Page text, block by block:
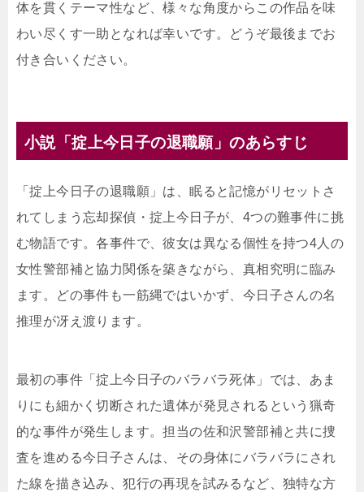
体を貫くテーマ性など、様々な角度からこの作品を味
わい尽くす一助となれば幸いです。どうぞ最後までお
付き合いください。
小説「掟上今日子の退職願」のあらすじ
「掟上今日子の退職願」は、眠ると記憶がリセットさ
れてしまう忘却探偵・掟上今日子が、4つの難事件に挑
む物語です。各事件で、彼女は異なる個性を持つ4人の
女性警部補と協力関係を築きながら、真相究明に臨み
ます。どの事件も一筋縄ではいかず、今日子さんの名
推理が冴え渡ります。
最初の事件「掟上今日子のバラバラ死体」では、あま
りにも細かく切断された遺体が発見されるという猟奇
的な事件が発生します。担当の佐和沢警部補と共に捜
査を進める今日子さんは、その身体にバラバラにされ
た線を描き込み、犯行の再現を試みるなど、独特な方